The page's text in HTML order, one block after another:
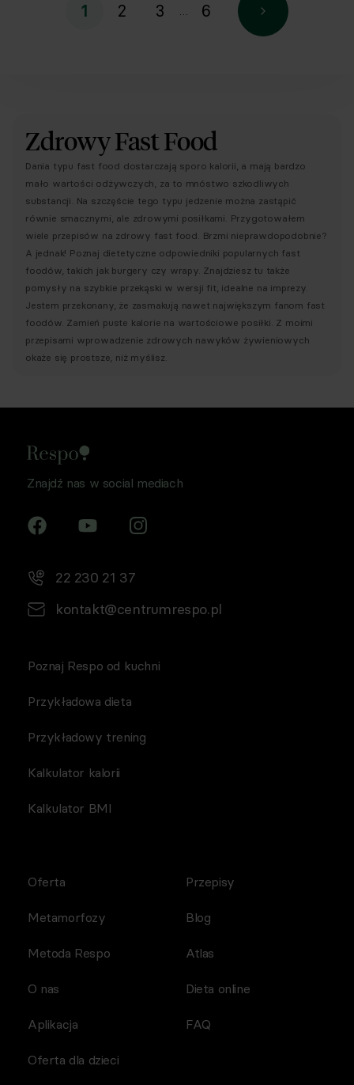
1 2 3 … 6
Zdrowy Fast Food
Dania typu fast food dostarczają sporo kalorii, a mają bardzo
mało wartości odżywczych, za to mnóstwo szkodliwych
substancji. Na szczęście tego typu jedzenie można zastąpić
równie smacznymi, ale zdrowymi posiłkami. Przygotowałem
wiele przepisów na zdrowy fast food. Brzmi nieprawdopodobnie?
A jednak! Poznaj dietetyczne odpowiedniki popularnych fast
foodów, takich jak burgery czy wrapy. Znajdziesz tu także
pomysły na szybkie przekąski w wersji fit, idealne na imprezy.
Jestem przekonany, że zasmakują nawet największym fanom fast
foodów. Zamień puste kalorie na wartościowe posiłki. Z moimi
przepisami wprowadzenie zdrowych nawyków żywieniowych
okaże się prostsze, niż myślisz.
Znajdź nas w social mediach
22 230 21 37
kontakt@centrumrespo.pl
Poznaj Respo od kuchni
Przykładowa dieta
Przykładowy trening
Kalkulator kalorii
Kalkulator BMI
Oferta
Metamorfozy
Metoda Respo
O nas
Aplikacja
Przepisy
Blog
Atlas
Dieta online
FAQ
Oferta dla dzieci